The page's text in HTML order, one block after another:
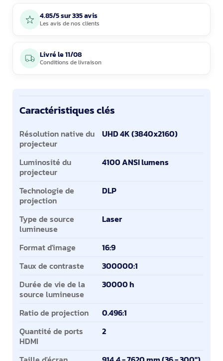
4.85/5 sur 335 avis
Les avis de nos clients
Livré le11/08
Conditions de livraison
Caractéristiques clés
Caractéristiques clés
Résolution native du
projecteur
UHD 4K (3840x2160)
Luminosité du
projecteur
4100 ANSI lumens
Technologie de
projection
DLP
Type de source
lumineuse
Laser
Format d'image
16:9
Taux de contraste
300000:1
Durée de vie de la
source lumineuse
30000 h
Ratio de projection
0.496:1
Quantité de ports
HDMI
2